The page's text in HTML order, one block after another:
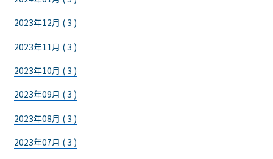
2023年12月 ( 3 )
2023年11月 ( 3 )
2023年10月 ( 3 )
2023年09月 ( 3 )
2023年08月 ( 3 )
2023年07月 ( 3 )